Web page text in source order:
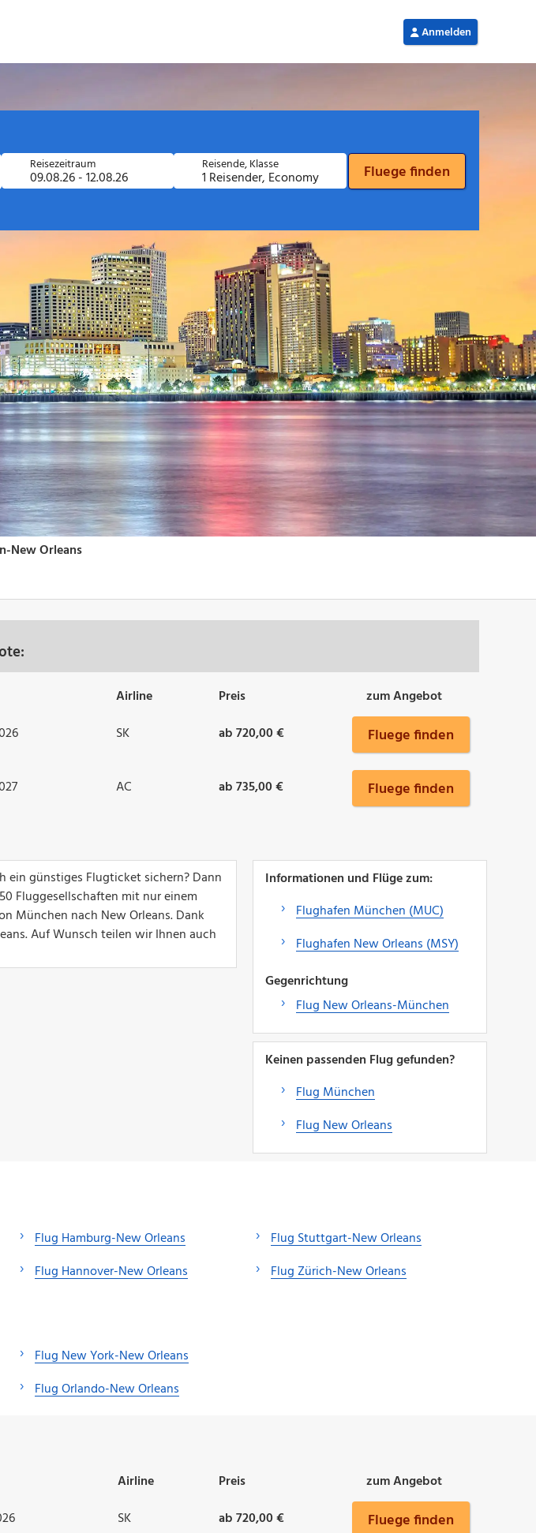
Airline Preis
zum Angebot
SK ab 720,00 € Fluege finden
AC ab 735,00 € Fluege finden
ein günstiges Flugticket sichern? Dann
Fluggesellschaften mit nur einem
München nach New Orleans. Dank
Auf Wunsch teilen wir Ihnen auch
Informationen und Flüge zum:
Flughafen München (MUC)
Flughafen New Orleans (MSY)
Gegenrichtung
Flug New Orleans-München
Keinen passenden Flug gefunden?
Flug München
Flug New Orleans
Flug Hamburg-New Orleans
Flug Hannover-New Orleans
Flug Stuttgart-New Orleans
Flug Zürich-New Orleans
Flug New York-New Orleans
Flug Orlando-New Orleans
Airline Preis
zum Angebot
SK ab 720,00 € Fluege finden